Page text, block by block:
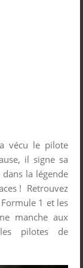
vécu le pilote
il signe sa
la légende
! Retrouvez
1 et les
manche aux
pilotes de